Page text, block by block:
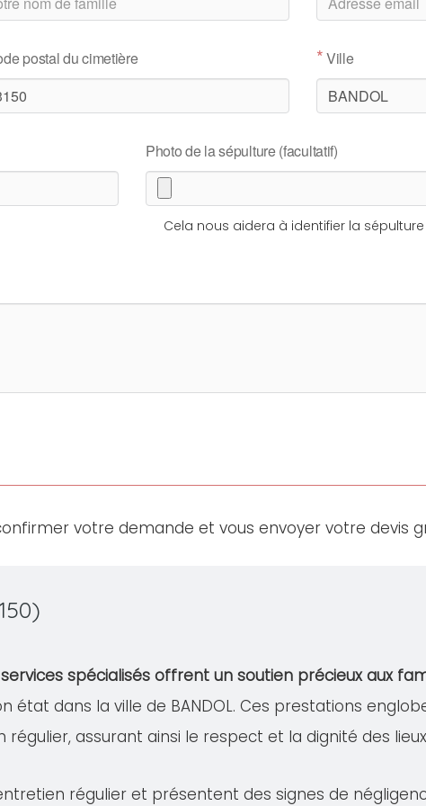
postal du cimetière *Ville
Photo de la sépulture (facultatif)
Cela nous aidera à identifier la sépulture
votre demande et vous envoyer votre devis
services spécialisés offrent un soutien précieux aux
état dans la ville de BANDOL. Ces prestations
assurant ainsi le respect et la dignité des
régulier et présentent des signes de